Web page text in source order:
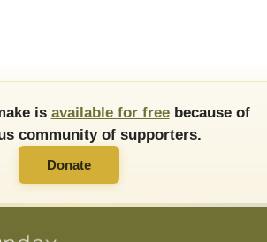
is available for freebecause of
community of supporters.
Donate